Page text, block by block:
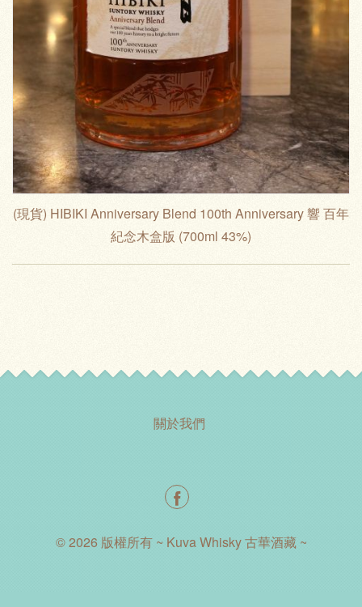
(現貨) HIBIKI Anniversary Blend 100th Anniversary 響 百年
紀念木盒版 (700ml 43%)
關於我們
© 2026 版權所有 ~ Kuva Whisky 古華酒藏 ~